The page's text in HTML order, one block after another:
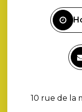
10 rue de la